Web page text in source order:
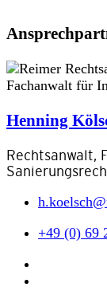
Henning
Rechtsanwalt,
+49 (0) 69